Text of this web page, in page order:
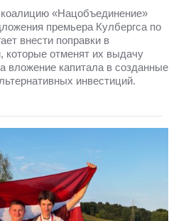
«Нацобъединение»
премьера Кулбергса по
внести поправки в
которые отменят их выдачу
вложение капитала в созданные
инвестиций.